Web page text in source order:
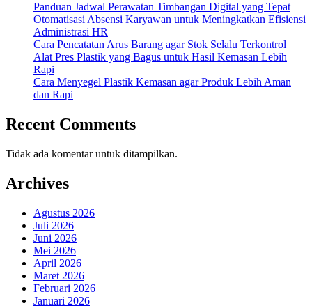
Panduan Jadwal Perawatan Timbangan Digital yang Tepat
Otomatisasi Absensi Karyawan untuk Meningkatkan Efisiensi
Administrasi HR
Cara Pencatatan Arus Barang agar Stok Selalu Terkontrol
Alat Pres Plastik yang Bagus untuk Hasil Kemasan Lebih
Rapi
Cara Menyegel Plastik Kemasan agar Produk Lebih Aman
dan Rapi
Recent Comments
Tidak ada komentar untuk ditampilkan.
Archives
Agustus 2026
Juli 2026
Juni 2026
Mei 2026
April 2026
Maret 2026
Februari 2026
Januari 2026